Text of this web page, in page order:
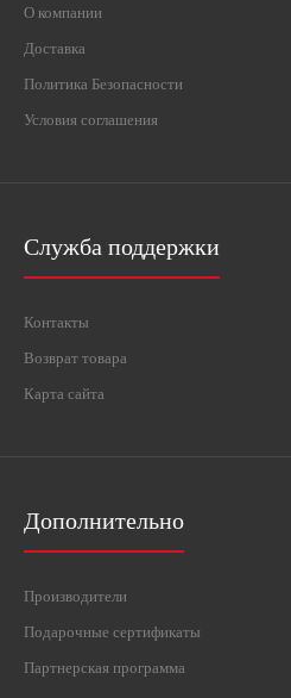
О компании
Доставка
Политика Безопасности
Условия соглашения
Служба поддержки
Контакты
Возврат товара
Карта сайта
Дополнительно
Производители
Подарочные сертификаты
Партнерская программа